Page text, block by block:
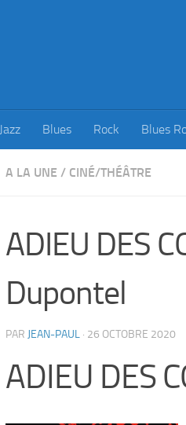
Jazz Blues Rock Blues
A LA UNE / CINÉ/THÉÂTRE
ADIEU DES
Dupontel
PAR JEAN-PAUL · 26 OCTOBRE 2020
ADIEU DES